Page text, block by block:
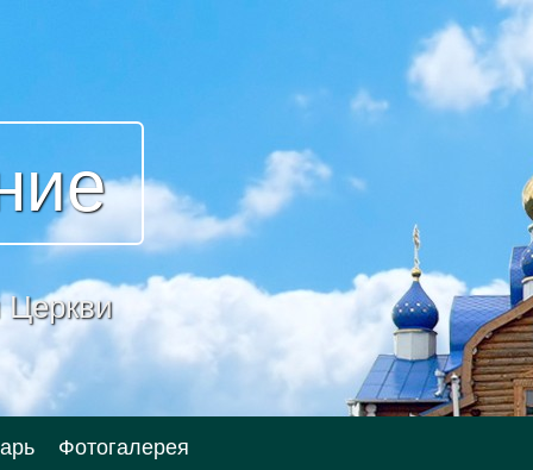
Церкви
Фотогалерея